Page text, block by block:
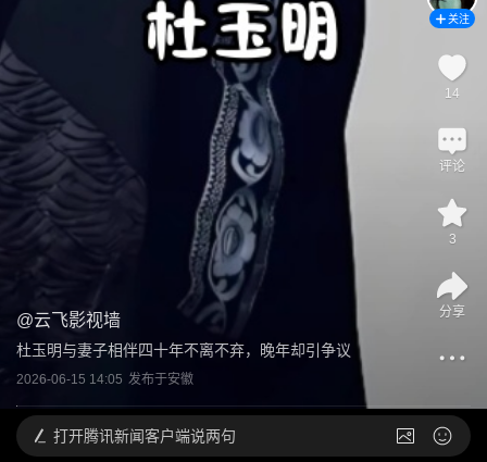
@云飞影视墙
杜玉明与妻子相伴四十年不离不弃，晚年却引争议
2026-06-15 14:05 发布于安徽
关注
14
评论
3
分享
打开腾讯新闻客户端说两句